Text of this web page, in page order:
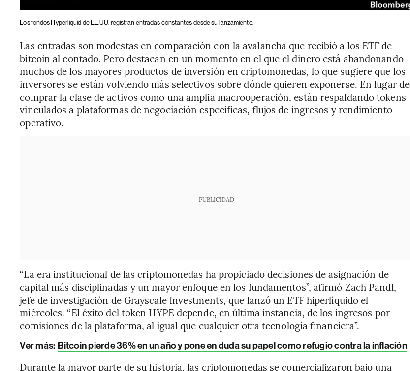
Los fondos Hyperliquid de EE.UU. registran entradas constantes desde su lanzamiento.
Las entradas son modestas en comparación con la avalancha que recibió a los ETF de
bitcoin al contado. Pero destacan en un momento en el que el dinero está abandonando
muchos de los mayores productos de inversión en criptomonedas, lo que sugiere que los
inversores se están volviendo más selectivos sobre dónde quieren exponerse. En lugar de
comprar la clase de activos como una amplia macrooperación, están respaldando tokens
vinculados a plataformas de negociación específicas, flujos de ingresos y rendimiento
operativo.
PUBLICIDAD
“La era institucional de las criptomonedas ha propiciado decisiones de asignación de
capital más disciplinadas y un mayor enfoque en los fundamentos”, afirmó Zach Pandl,
jefe de investigación de Grayscale Investments, que lanzó un ETF hiperlíquido el
miércoles. “El éxito del token HYPE depende, en última instancia, de los ingresos por
comisiones de la plataforma, al igual que cualquier otra tecnología financiera”.
Ver más: Bitcoin pierde 36% en un año y pone en duda su papel como refugio contra la inflación
Durante la mayor parte de su historia, las criptomonedas se comercializaron bajo una